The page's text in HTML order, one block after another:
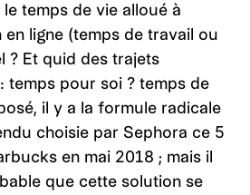
le temps de vie alloué à
en ligne (temps de travail ou
? Et quid des trajets
temps pour soi ? temps de
il y a la formule radicale
choisie par Sephora ce 5
en mai 2018 ; mais il
que cette solution se